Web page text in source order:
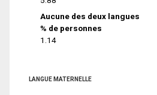
Aucune des deux langues
% de personnes
1.14
LANGUE MATERNELLE